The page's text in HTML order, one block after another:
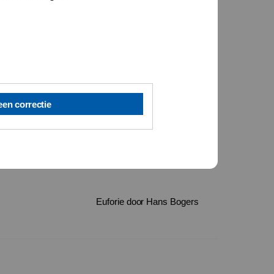
correctie
Euforie door Hans Bogers